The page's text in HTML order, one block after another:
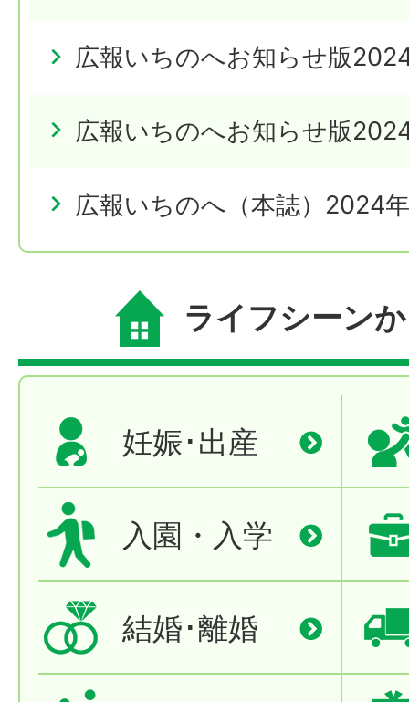
広報いちのへお知らせ版
広報いちのへお知らせ版
広報いちのへ（本誌）2024年
ライフシーン
妊娠･出産
入園・入学
結婚･離婚